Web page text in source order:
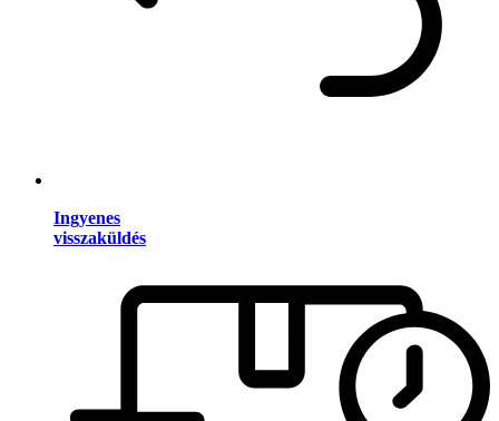
Ingyenes
visszaküldés